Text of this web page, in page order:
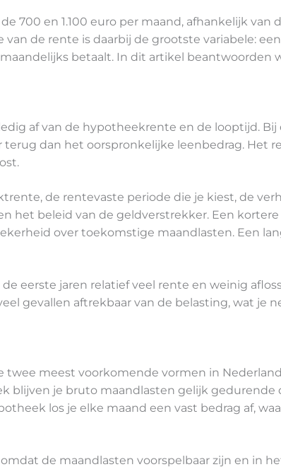
700 en 1.100 euro per maand, afhankelijk van
de rente is daarbij de grootste variabele:
betaalt. In dit artikel beantwoorden
af van de hypotheekrente en de looptijd. Bij
dan het oorspronkelijke leenbedrag. Het
de rentevaste periode die je kiest, de
het beleid van de geldverstrekker. Een
over toekomstige maandlasten. Een
eerste jaren relatief veel rente en weinig
gevallen aftrekbaar van de belasting, wat je
meest voorkomende vormen in
blijven je bruto maandlasten gelijk gedurende
los je elke maand een vast bedrag af,
de maandlasten voorspelbaar zijn en in